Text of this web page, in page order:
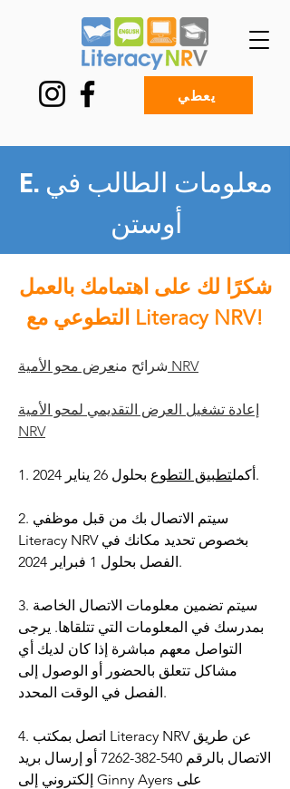
يعطي
E. معلومات الطالب في
أوستن
شكرًا لك على اهتمامك بالعمل
التطوعي مع Literacy NRV!
شرائح من عرض محو الأمية NRV
إعادة تشغيل العرض التقديمي لمحو الأمية
NRV
1. أكملتطبيق التطوع بحلول 26 يناير 2024.
2. سيتم الاتصال بك من قبل موظفي
Literacy NRV بخصوص تحديد مكانك في
الفصل بحلول 1 فبراير 2024.
3. سيتم تضمين معلومات الاتصال الخاصة
بمدرسك في المعلومات التي تتلقاها. يرجى
التواصل معهم مباشرة إذا كان لديك أي
مشاكل تتعلق بالحضور أو الوصول إلى
الفصل في الوقت المحدد.
4. اتصل بمكتب Literacy NRV عن طريق
الاتصال بالرقم 540-382-7262
أو إرسال بريد
إلكتروني إلى Ginny Ayers على